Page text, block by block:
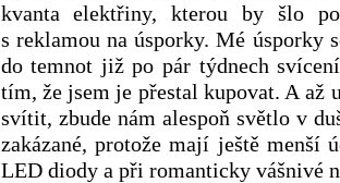
kvanta elektřiny, kterou by šlo
s reklamou na úsporky. Mé úsporky
do temnot již po pár týdnech
tím, že jsem je přestal kupovat. A až
svítit, zbude nám alespoň světlo v
zakázané, protože mají ještě menší
LED diody a při romanticky vášnivé